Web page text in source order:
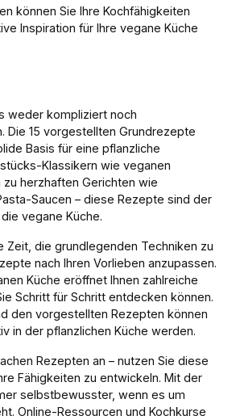
können Sie Ihre Kochfähigkeiten
Inspiration für Ihre vegane Küche
weder kompliziert noch
Die 15 vorgestellten Grundrezepte
Basis für eine pflanzliche
Klassikern wie veganen
zu herzhaften Gerichten wie
Saucen – diese Rezepte sind der
vegane Küche.
Zeit, die grundlegenden Techniken zu
nach Ihren Vorlieben anzupassen.
Küche eröffnet Ihnen zahlreiche
Schritt für Schritt entdecken können.
den vorgestellten Rezepten können
in der pflanzlichen Küche werden.
Rezepten an – nutzen Sie diese
Fähigkeiten zu entwickeln. Mit der
selbstbewusster, wenn es um
Online-Ressourcen und Kochkurse